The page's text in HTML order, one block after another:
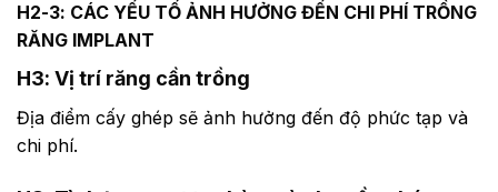
H2-3: CÁC YẾU TỐ ẢNH HƯỞNG ĐẾN CHI PHÍ TRỒNG
RĂNG IMPLANT
H3: Vị trí răng cần trồng
Địa điểm cấy ghép sẽ ảnh hưởng đến độ phức tạp và
chi phí.